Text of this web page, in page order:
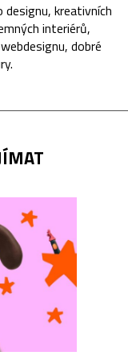
kreativních
interiérů,
dobré